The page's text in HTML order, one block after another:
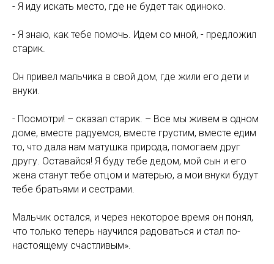
- Я иду искать место, где не будет так одиноко.
- Я знаю, как тебе помочь. Идем со мной, - предложил
старик.
Он привел мальчика в свой дом, где жили его дети и
внуки.
- Посмотри! – сказал старик. – Все мы живем в одном
доме, вместе радуемся, вместе грустим, вместе едим
то, что дала нам матушка природа, помогаем друг
другу. Оставайся! Я буду тебе дедом, мой сын и его
жена станут тебе отцом и матерью, а мои внуки будут
тебе братьями и сестрами.
Мальчик остался, и через некоторое время он понял,
что только теперь научился радоваться и стал по-
настоящему счастливым».